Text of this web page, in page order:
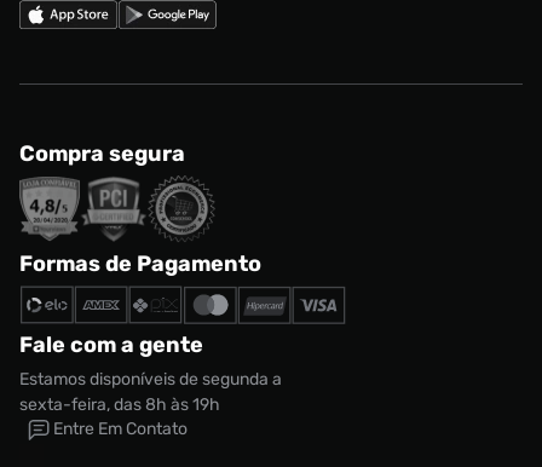
Compra segura
Formas de Pagamento
Fale com a gente
Estamos disponíveis de segunda a
sexta-feira, das 8h às 19h
Entre Em Contato